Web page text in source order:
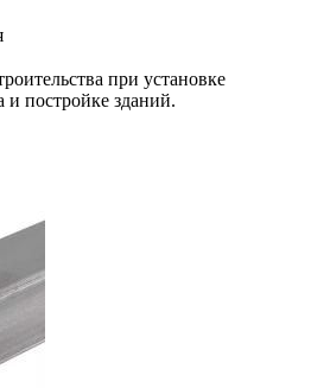
при установке
и постройке зданий.